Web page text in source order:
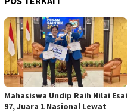
Mahasiswa Undip Raih Nilai Esai
97, Juara 1 Nasional Lewat